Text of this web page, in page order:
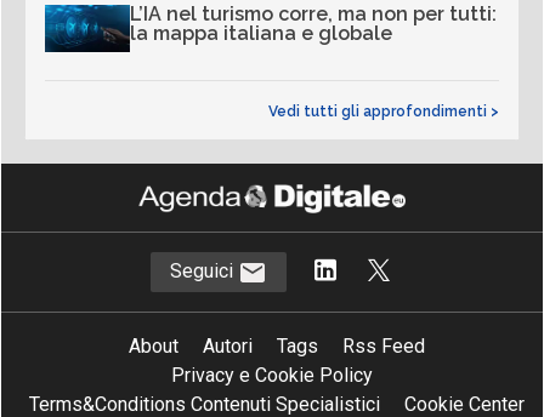
L’IA nel turismo corre, ma non per tutti:
la mappa italiana e globale
Vedi tutti gli approfondimenti >
Seguici
About Autori Tags
Rss Feed
Privacy e Cookie Policy
Terms&Conditions Contenuti Specialistici
Cookie Center